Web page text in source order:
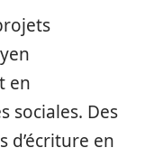
en
sociales. Des
d’écriture en